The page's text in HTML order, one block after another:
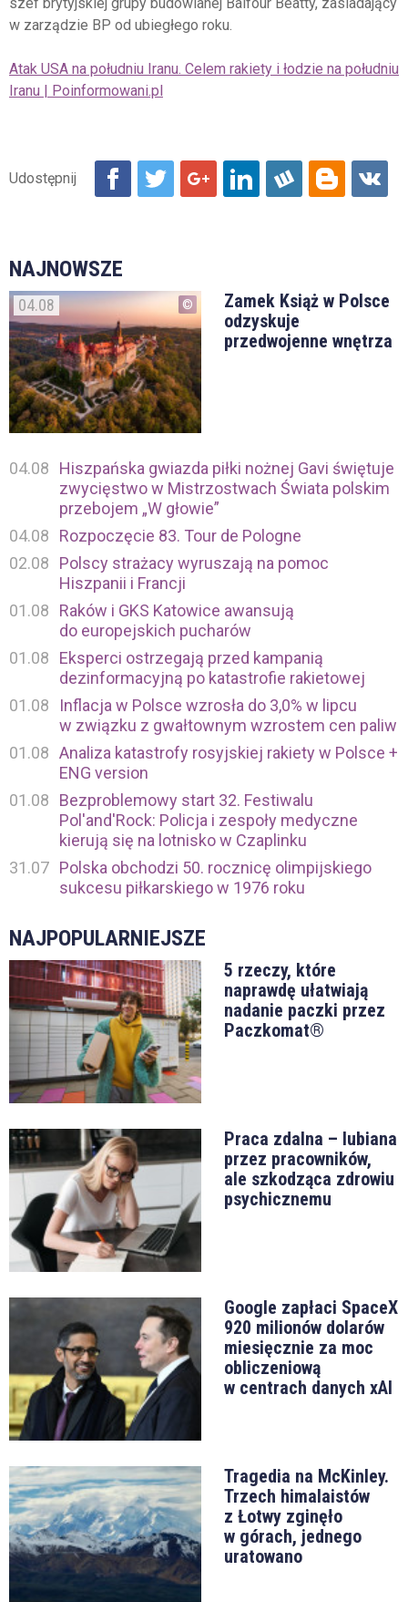
w zarządzie BP od ubiegłego roku.
Atak USA na południu Iranu. Celem rakiety i łodzie na południu
Iranu | Poinformowani.pl
NAJNOWSZE
04.08
Zamek Książ w Polsce
odzyskuje
przedwojenne wnętrza
04.08
Hiszpańska gwiazda piłki nożnej Gavi świętuje
zwycięstwo w Mistrzostwach Świata polskim
przebojem „W głowie”
04.08
Rozpoczęcie 83. Tour de Pologne
02.08
Polscy strażacy wyruszają na pomoc
Hiszpanii i Francji
01.08
Raków i GKS Katowice awansują
do europejskich pucharów
01.08
Eksperci ostrzegają przed kampanią
dezinformacyjną po katastrofie rakietowej
01.08
Inflacja w Polsce wzrosła do 3,0% w lipcu
w związku z gwałtownym wzrostem cen paliw
01.08 Analiza katastrofy rosyjskiej rakiety w Polsce +
ENG version
01.08
Bezproblemowy start 32. Festiwalu
Pol'and'Rock: Policja i zespoły medyczne
kierują się na lotnisko w Czaplinku
31.07 Polska obchodzi 50. rocznicę olimpijskiego
sukcesu piłkarskiego w 1976 roku
NAJPOPULARNIEJSZE
5 rzeczy, które
naprawdę ułatwiają
nadanie paczki przez
Paczkomat®
Praca zdalna – lubiana
przez pracowników,
ale szkodząca zdrowiu
psychicznemu
Google zapłaci SpaceX
920 milionów dolarów
miesięcznie za moc
obliczeniową
w centrach danych xAI
Tragedia na McKinley.
Trzech himalaistów
z Łotwy zginęło
w górach, jednego
uratowano